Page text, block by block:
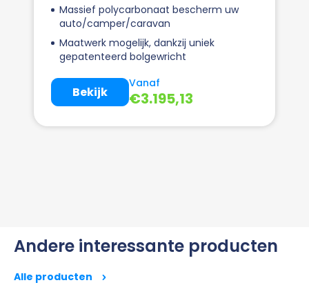
Massief polycarbonaat bescherm uw
auto/camper/caravan
Maatwerk mogelijk, dankzij uniek
gepatenteerd bolgewricht
Vanaf
€3.195,13
Bekijk
Andere interessante producten
Alle producten